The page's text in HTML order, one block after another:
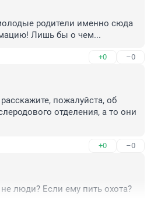
родители именно сюда
Лишь бы о чем...
+0 –0
пожалуйста, об
отделения, а то они
+0 –0
люди? Если ему пить охота?